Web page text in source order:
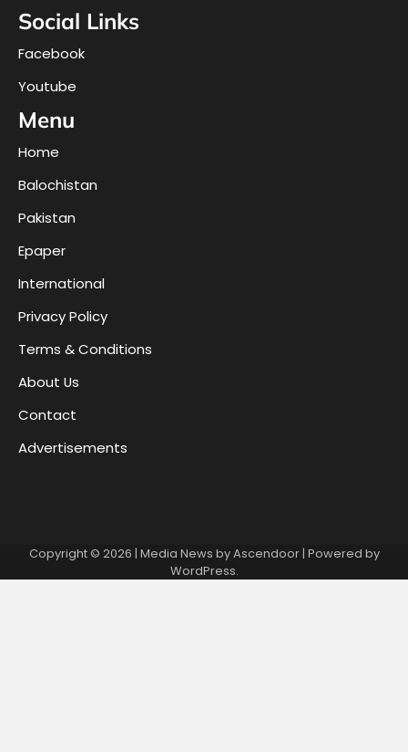
Social Links
Facebook
Youtube
Menu
Home
Balochistan
Pakistan
Epaper
International
Privacy Policy
Terms & Conditions
About Us
Contact
Advertisements
Copyright © 2026 | Media News byAscendoor| Powered by
WordPress.